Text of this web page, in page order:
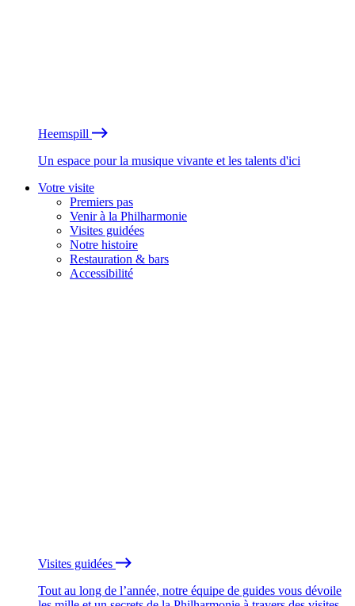
Heemspill
Un espace pour la musique vivante et les talents d'ici
Votre visite
Premiers pas
Venir à la Philharmonie
Visites guidées
Notre histoire
Restauration & bars
Accessibilité
Visites guidées
Tout au long de l’année, notre équipe de guides vous dévoile